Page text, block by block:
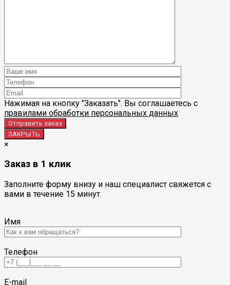
Нажимая на кнопку "Заказать". Вы соглашаетесь с
правилами обработки персональных данных
ЗАКРЫТЬ
×
Заказ в 1 клик
Заполните форму внизу и наш специалист свяжется с
вами в течение 15 минут.
Имя
Телефон
E-mail